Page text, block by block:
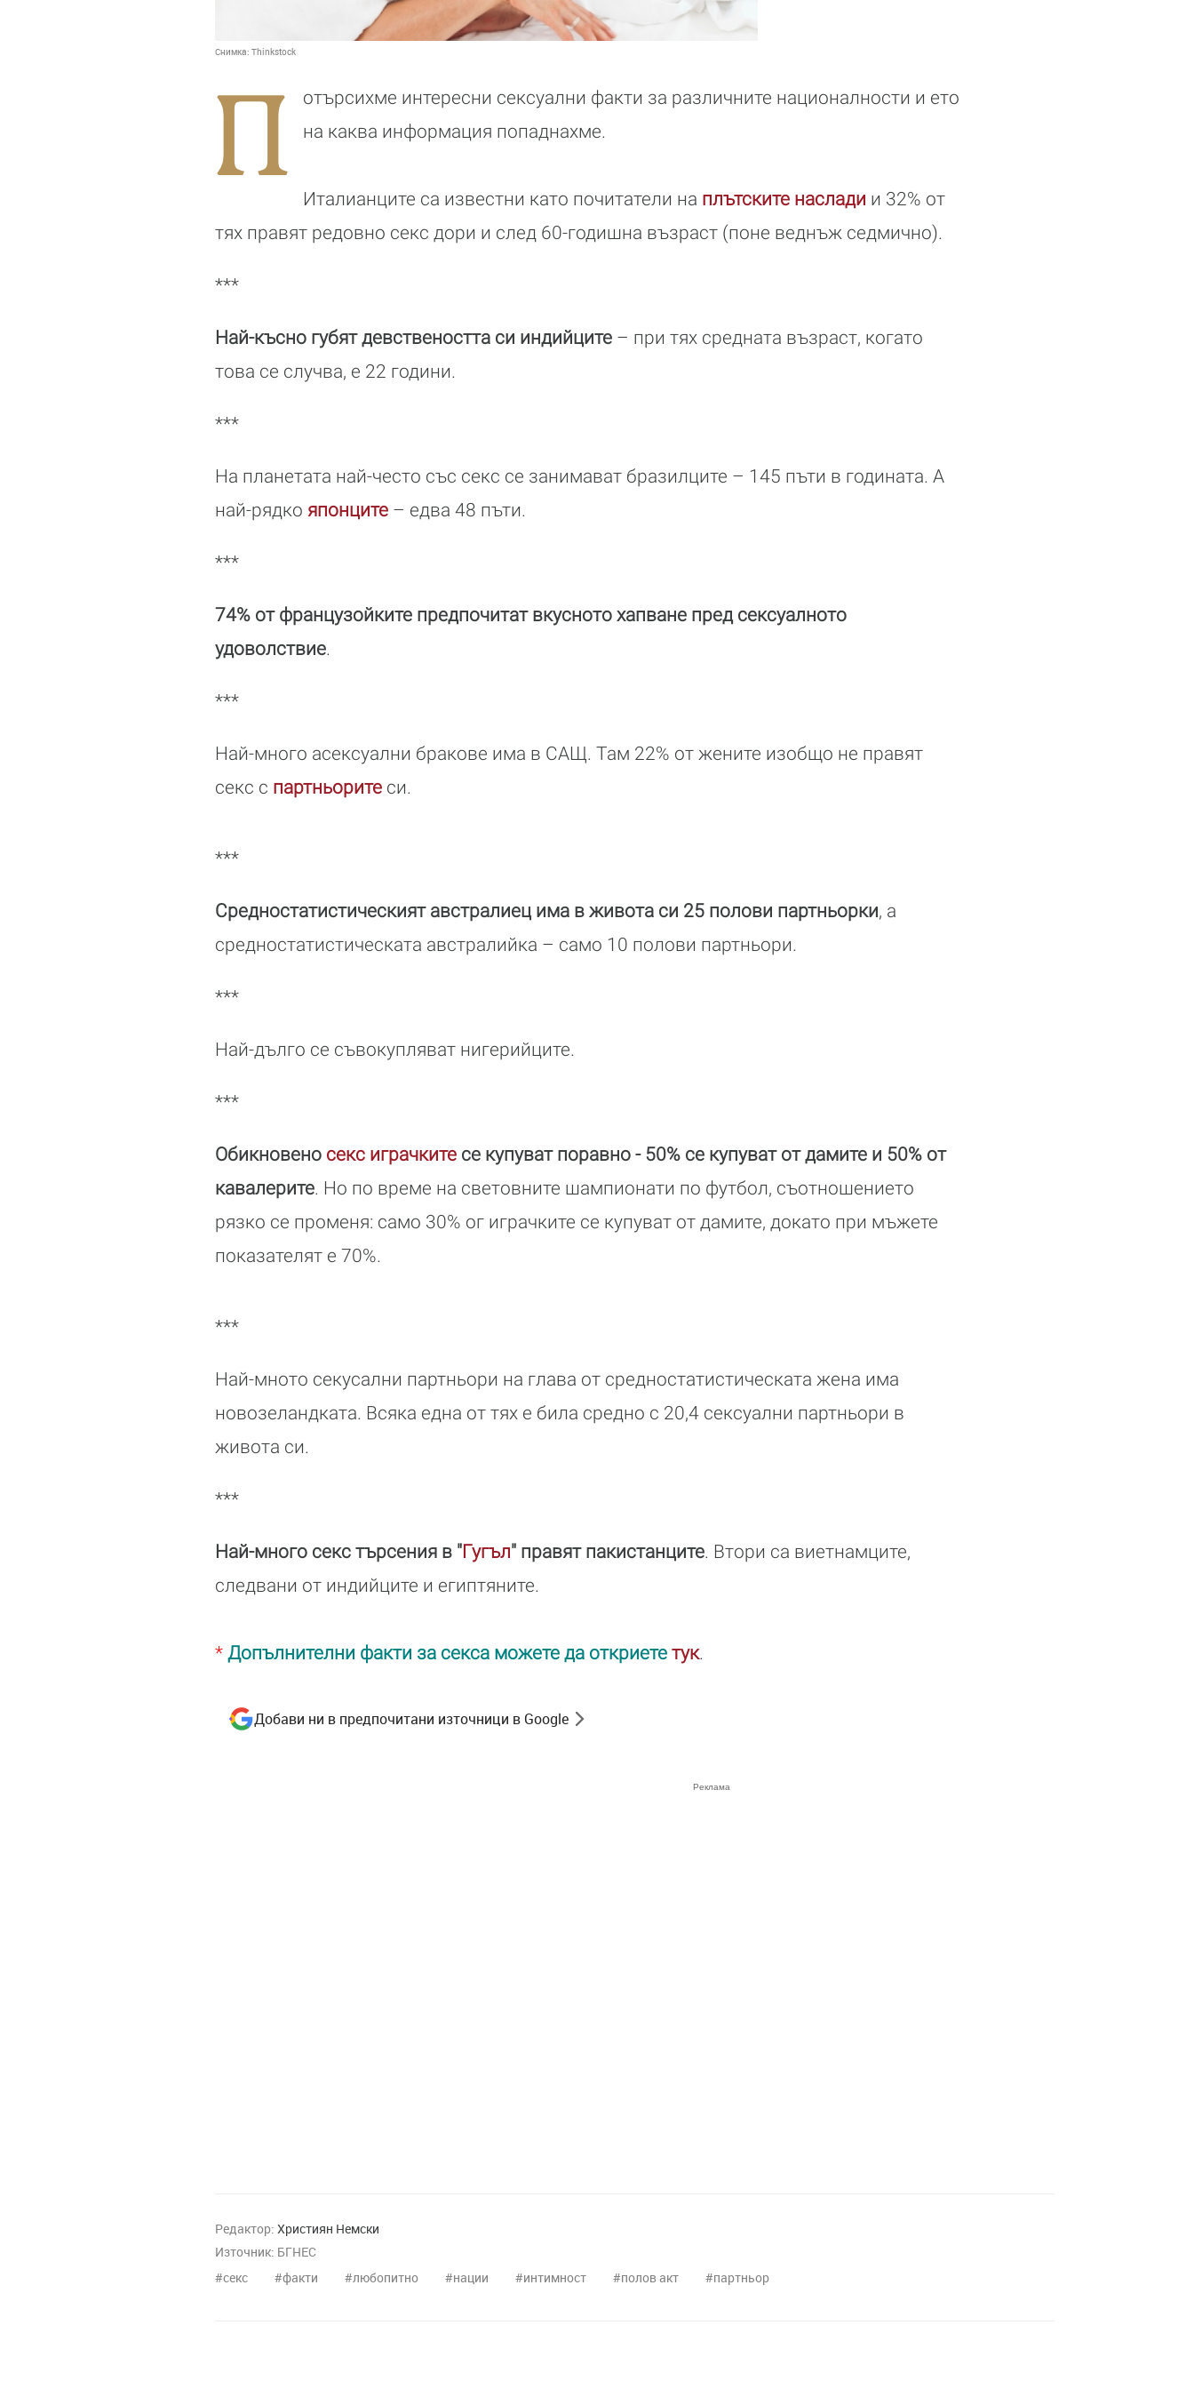
Снимка: Thinkstock
П
отърсихме интересни сексуални факти за различните националности и ето
на каква информация попаднахме.
Италианците са известни като почитатели на плътските наслади и 32% от
тях правят редовно секс дори и след 60-годишна възраст (поне веднъж седмично).
***
Най-късно губят девствеността си индийците – при тях средната възраст, когато
това се случва, е 22 години.
***
На планетата най-често със секс се занимават бразилците – 145 пъти в годината. А
най-рядко японците – едва 48 пъти.
***
74% от французойките предпочитат вкусното хапване пред сексуалното
удоволствие.
***
Най-много асексуални бракове има в САЩ. Там 22% от жените изобщо не правят
секс с партньорите си.
***
Средностатистическият австралиец има в живота си 25 полови партньорки, а
средностатистическата австралийка – само 10 полови партньори.
***
Най-дълго се съвокупляват нигерийците.
***
Обикновено секс играчките се купуват поравно - 50% се купуват от дамите и 50% от
кавалерите. Но по време на световните шампионати по футбол, съотношението
рязко се променя: само 30% ог играчките се купуват от дамите, докато при мъжете
показателят е 70%.
***
Най-мното секусални партньори на глава от средностатистическата жена има
новозеландката. Всяка една от тях е била средно с 20,4 сексуални партньори в
живота си.
***
Най-много секс търсения в "Гугъл" правят пакистанците. Втори са виетнамците,
следвани от индийците и египтяните.
* Допълнителни факти за секса можете да откриете тук.
Добави ни в предпочитани източници в Google
Редактор: Християн Немски
Източник: БГНЕС
секс
факти любопитно нации интимност полов акт партньор